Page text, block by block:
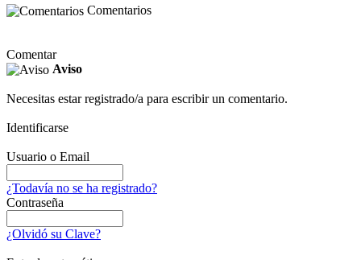
Comentarios
Comentar
Aviso
Necesitas estar registrado/a para escribir un comentario.
Identificarse
Usuario o Email
¿Todavía no se ha registrado?
Contraseña
¿Olvidó su Clave?